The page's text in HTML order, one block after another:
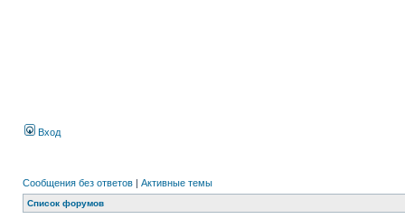
Вход
Сообщения без ответов | Активные темы
Список форумов